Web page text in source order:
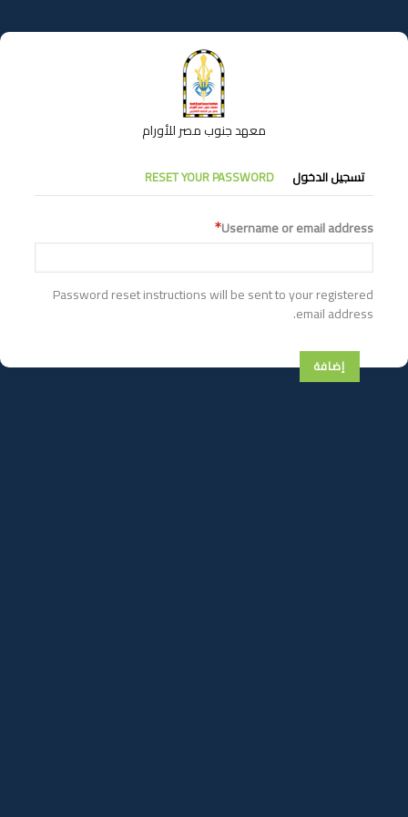
إلى
المحتوى
معهد جنوب مصر للأورام
التبويبات
الأساسية
تسجيل الدخول RESET YOUR PASSWORD
Username or email address
Password reset instructions will be sent to your registered
email address.